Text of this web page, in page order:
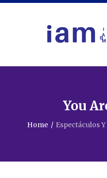
You
Home / Espectáculos